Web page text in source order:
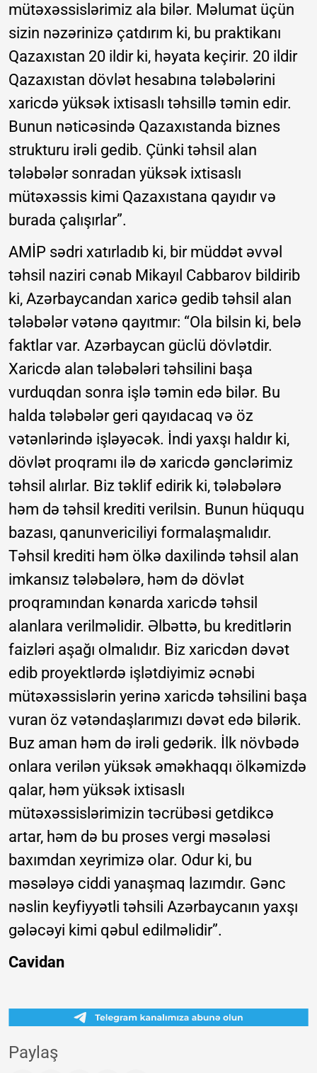
mütəxəssislərimiz ala bilər. Məlumat üçün
sizin nəzərinizə çatdırım ki, bu praktikanı
Qazaxıstan 20 ildir ki, həyata keçirir. 20 ildir
Qazaxıstan dövlət hesabına tələbələrini
xaricdə yüksək ixtisaslı təhsillə təmin edir.
Bunun nəticəsində Qazaxıstanda biznes
strukturu irəli gedib. Çünki təhsil alan
tələbələr sonradan yüksək ixtisaslı
mütəxəssis kimi Qazaxıstana qayıdır və
burada çalışırlar”.
AMİP sədri xatırladıb ki, bir müddət əvvəl
təhsil naziri cənab Mikayıl Cabbarov bildirib
ki, Azərbaycandan xaricə gedib təhsil alan
tələbələr vətənə qayıtmır: “Ola bilsin ki, belə
faktlar var. Azərbaycan güclü dövlətdir.
Xaricdə alan tələbələri təhsilini başa
vurduqdan sonra işlə təmin edə bilər. Bu
halda tələbələr geri qayıdacaq və öz
vətənlərində işləyəcək. İndi yaxşı haldır ki,
dövlət proqramı ilə də xaricdə gənclərimiz
təhsil alırlar. Biz təklif edirik ki, tələbələrə
həm də təhsil krediti verilsin. Bunun hüququ
bazası, qanunvericiliyi formalaşmalıdır.
Təhsil krediti həm ölkə daxilində təhsil alan
imkansız tələbələrə, həm də dövlət
proqramından kənarda xaricdə təhsil
alanlara verilməlidir. Əlbəttə, bu kreditlərin
faizləri aşağı olmalıdır. Biz xaricdən dəvət
edib proyektlərdə işlətdiyimiz əcnəbi
mütəxəssislərin yerinə xaricdə təhsilini başa
vuran öz vətəndaşlarımızı dəvət edə bilərik.
Buz aman həm də irəli gedərik. İlk növbədə
onlara verilən yüksək əməkhaqqı ölkəmizdə
qalar, həm yüksək ixtisaslı
mütəxəssislərimizin təcrübəsi getdikcə
artar, həm də bu proses vergi məsələsi
baxımdan xeyrimizə olar. Odur ki, bu
məsələyə ciddi yanaşmaq lazımdır. Gənc
nəslin keyfiyyətli təhsili Azərbaycanın yaxşı
gələcəyi kimi qəbul edilməlidir”.
Cavidan
Paylaş